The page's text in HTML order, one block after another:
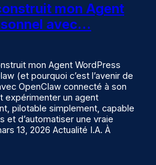
mon Agent
avec…
mon Agent WordPress
(et pourquoi c’est l’avenir de
OpenClaw connecté à son
expérimenter un agent
pilotable simplement, capable
et d’automatiser une vraie
13, 2026 Actualité I.A. À